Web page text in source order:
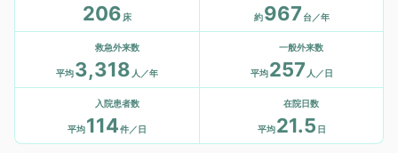
206 床 約 967 台／年
救急外来数
平均3,318 人／年
一般外来数
平均 257 人／日
入院患者数
平均114件／日
在院日数
平均 21.5 日